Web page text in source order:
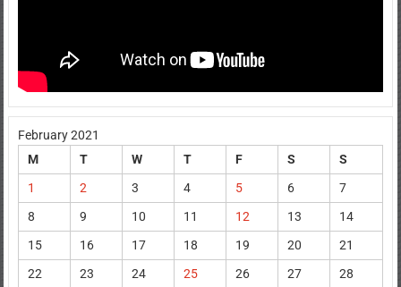
February 2021
M
T W T F S
S
1
2 3 4 5 6
7
8
9 10 11 12 13
14
15
16 17 18 19 20
21
22
23 24 25 26 27 28